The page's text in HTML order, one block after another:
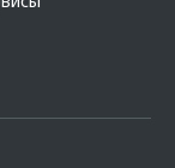
Банк. ИНН
публичной